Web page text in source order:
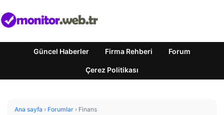
Güncel Haberler Firma Rehberi Forum
Çerez Politikası
Ana sayfa › Forumlar › Finans